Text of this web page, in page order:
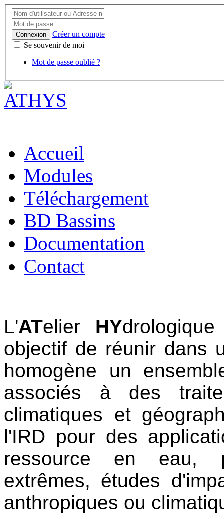
Connexion
Créer un compte
Se souvenir de moi
Mot de passe oublié ?
Accueil
Modules
Téléchargement
BD Bassins
Documentation
Contact
L'ATelier HY
objectif de réunir dans
homogène un
associés à des
climatiques et
l'IRD pour des
ressource en eau,
extrêmes, études
anthropiques ou